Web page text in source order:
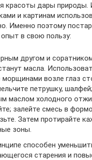
красоты дары природы.
и картинам
Именно поэтому
в свою пользу:
другом и
масла.
возле глаз
петрушку,
маслом холодного
залейте смесь в
Затем протирайте
зоны.
способен
старения и